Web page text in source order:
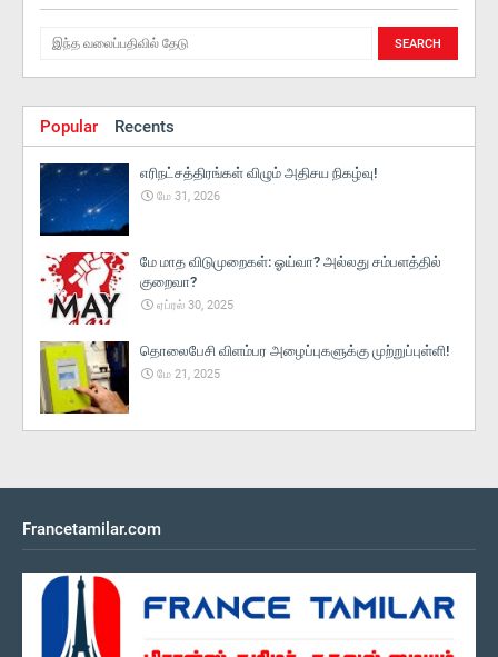
Popular Recents
எரிநட்சத்திரங்கள் விழும் அதிசய நிகழ்வு!
மே 31, 2026
மே மாத விடுமுறைகள்: ஓய்வா? அல்லது சம்பளத்தில்
குறைவா?
ஏப்ரல் 30, 2025
தொலைபேசி விளம்பர அழைப்புகளுக்கு முற்றுப்புள்ளி!
மே 21, 2025
Francetamilar.com